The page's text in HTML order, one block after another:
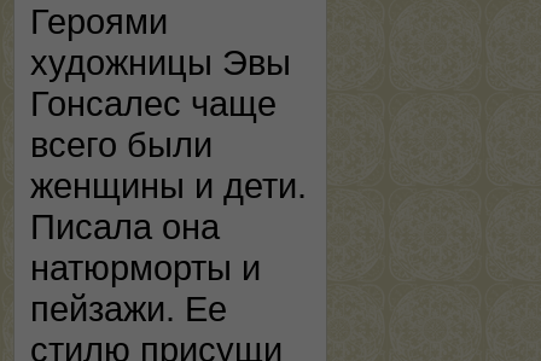
Героями
художницы Эвы
Гонсалес чаще
всего были
женщины и дети.
Писала она
натюрморты и
пейзажи. Ее
стилю присущи